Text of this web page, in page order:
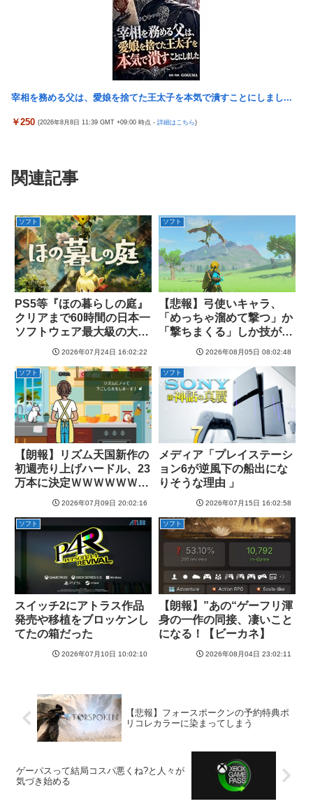
宰相を務める父は、愛娘を捨てた王太子を本気で潰すことにしまし...
￥250 (2026年8月8日 11:39 GMT +09:00 時点 - 詳細はこちら)
関連記事
ソフト
PS5等『ほの暮らしの庭』
クリアまで60時間の日本一
ソフトウェア最大級の大ボ
リューム！
2026年07月24日 16:02:22
ソフト
【悲報】弓使いキャラ、
「めっちゃ溜めて撃つ」か
「撃ちまくる」しか技がな
2026年08月05日 08:02:48
ソフト
【朗報】リズム天国新作の
初週売り上げハードル、23
万本に決定ＷＷＷＷＷＷＷ
ＷＷＷＷＷＷＷＷＷ
2026年07月09日 20:02:16
ソフト
メディア「プレイステーシ
ョン6が逆風下の船出にな
りそうな理由 」
2026年07月15日 16:02:58
ソフト
スイッチ2にアトラス作品
発売や移植をブロッケンし
てたの箱だった
2026年07月10日 10:02:10
ソフト
【朗報】”あの“ゲーフリ渾
身の一作の同接、凄いこと
になる！【ビーカネ】
2026年08月04日 23:02:11
【悲報】フォースポークンの予約特典ポ
リコレカラーに染まってしまう
ゲーパスって結局コスパ悪くね?と人々が
気づき始める